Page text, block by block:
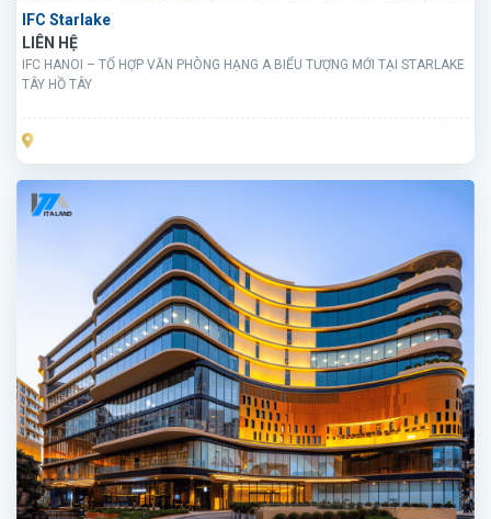
IFC Starlake
LIÊN HỆ
IFC HANOI – TỔ HỢP VĂN PHÒNG HẠNG A BIỂU TƯỢNG MỚI TẠI STARLAKE
TÂY HỒ TÂY